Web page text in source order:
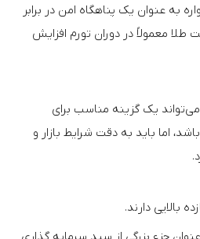
به عنوان یک پناهگاه امن در برابر
معمولاً در دوران تورم افزایش
می‌تواند یک گزینه مناسب برای
اما باید به دقت شرایط بازار و
بالایی دارند.